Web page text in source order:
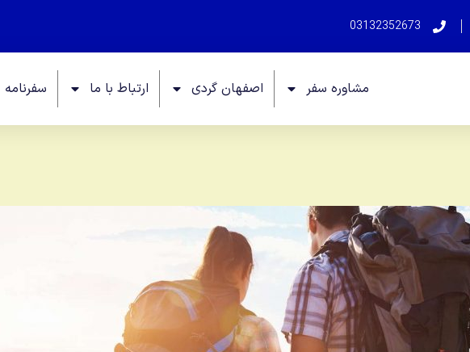
03132352673
مشاوره سفر اصفهان گردی ارتباط با ما سفرنامه